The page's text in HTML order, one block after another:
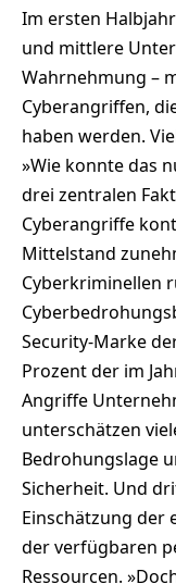
Im ersten
und mittlere
Wahrnehmung –
Cyberangriffen,
haben werden.
»Wie konnte das
drei zentralen
Cyberangriffe
Mittelstand
Cyberkriminellen
Security-Marke
Prozent der im
Angriffe
unterschätzen
Bedrohungslage
Sicherheit. Und
Einschätzung der
der verfügbaren
Ressourcen.